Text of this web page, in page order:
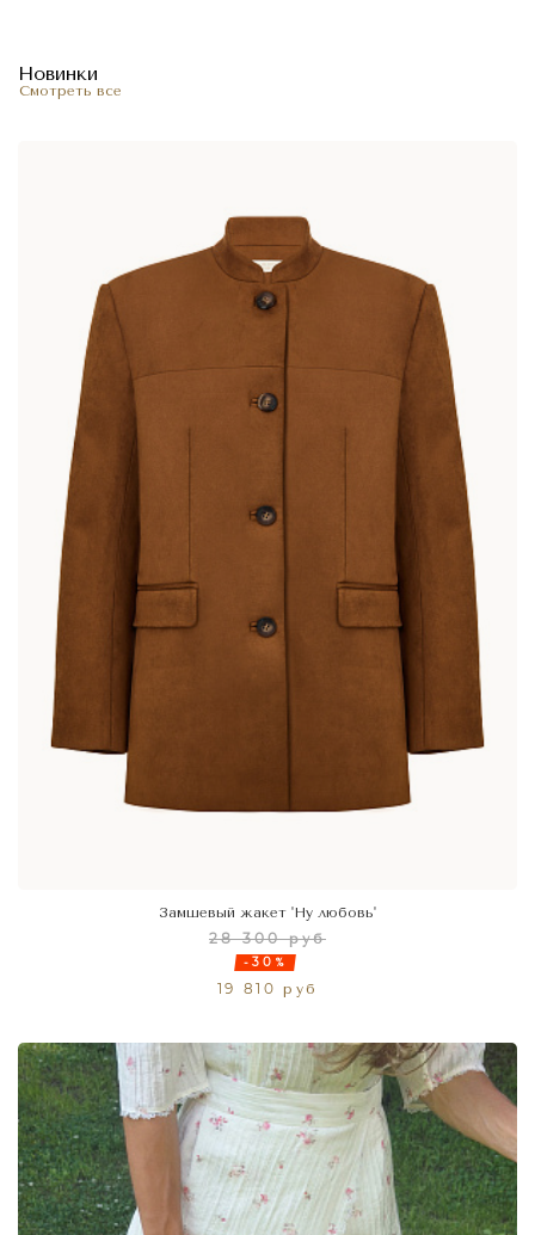
Новинки
Смотреть все
Замшевый жакет 'Ну любовь'
28 300 руб
-30%
19 810 руб